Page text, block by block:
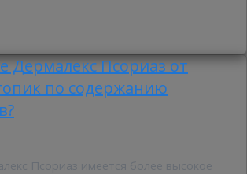
Дермалекс Псориаз от
по содержанию
Псориаз имеется более высокое